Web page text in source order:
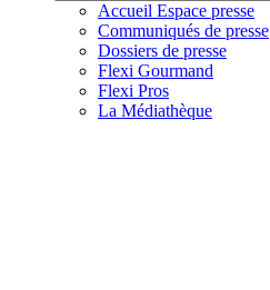
Accueil Espace presse
Communiqués de presse
Dossiers de presse
Flexi Gourmand
Flexi Pros
La Médiathèque